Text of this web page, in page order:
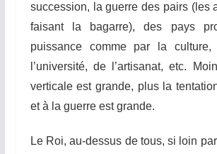
succession, la guerre des pairs (les
faisant la bagarre), des pays
puissance comme par la
l’université, de l’artisanat, etc.
verticale est grande, plus la
et à la guerre est grande.
Le Roi, au-dessus de tous, si loin